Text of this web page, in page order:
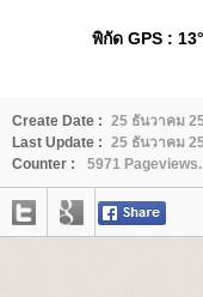
พิกัด GPS:
Create Date : 25 ธันวาคม
Last Update : 25 ธันวาคม
Counter :
5971 Pageviews.